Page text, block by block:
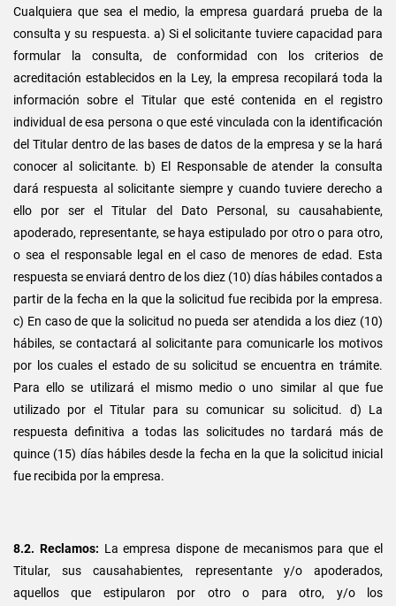
Cualquiera que sea el medio, la empresa guardará prueba de la
consulta y su respuesta. a) Si el solicitante tuviere capacidad para
formular la consulta, de conformidad con los criterios de
acreditación establecidos en la Ley, la empresa recopilará toda la
información sobre el Titular que esté contenida en el registro
individual de esa persona o que esté vinculada con la identificación
del Titular dentro de las bases de datos de la empresa y se la hará
conocer al solicitante. b) El Responsable de atender la consulta
dará respuesta al solicitante siempre y cuando tuviere derecho a
ello por ser el Titular del Dato Personal, su causahabiente,
apoderado, representante, se haya estipulado por otro o para otro,
o sea el responsable legal en el caso de menores de edad. Esta
respuesta se enviará dentro de los diez (10) días hábiles contados a
partir de la fecha en la que la solicitud fue recibida por la empresa.
c) En caso de que la solicitud no pueda ser atendida a los diez (10)
hábiles, se contactará al solicitante para comunicarle los motivos
por los cuales el estado de su solicitud se encuentra en trámite.
Para ello se utilizará el mismo medio o uno similar al que fue
utilizado por el Titular para su comunicar su solicitud. d) La
respuesta definitiva a todas las solicitudes no tardará más de
quince (15) días hábiles desde la fecha en la que la solicitud inicial
fue recibida por la empresa.
8.2. Reclamos: La empresa dispone de mecanismos para que el
Titular, sus causahabientes, representante y/o apoderados,
aquellos que estipularon por otro o para otro, y/o los